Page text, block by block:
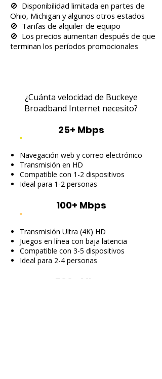
🚫 Disponibilidad limitada en partes de
Ohio, Michigan y algunos otros estados
🚫 Tarifas de alquiler de equipo
🚫 Los precios aumentan después de que
terminan los períodos promocionales
¿Cuánta velocidad de Buckeye
Broadband Internet necesito?
25+ Mbps
Navegación web y correo electrónico
Transmisión en HD
Compatible con 1-2 dispositivos
Ideal para 1-2 personas
100+ Mbps
Transmisión Ultra (4K) HD
Juegos en línea con baja latencia
Compatible con 3-5 dispositivos
Ideal para 2-4 personas
500+ Mbps